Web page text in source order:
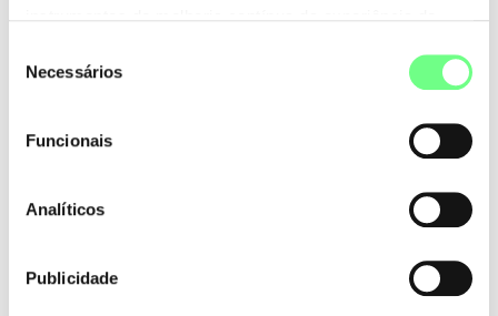
Necessários
Funcionais
Analíticos
Publicidade
Primeira 4